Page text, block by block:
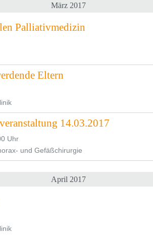
März 2017
Palliativmedizin
Eltern
14.03.2017
Uhr
und Gefäßchirurgie
April 2017